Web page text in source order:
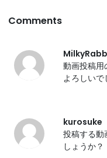
Comments
動画投稿用
よろしいで
kurosuke
投稿する動
しょうか？